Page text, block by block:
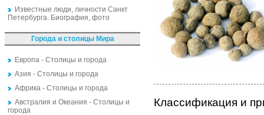
Известные люди, личности Санкт
Петербурга. Биография, фото
Города и столицы Мира
Европа - Столицы и города
Азия - Столицы и города
Африка - Столицы и города
Австралия и Океания - Столицы и
города
Классификация и